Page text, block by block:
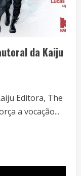
da Kaiju
Editora, The
a vocação...